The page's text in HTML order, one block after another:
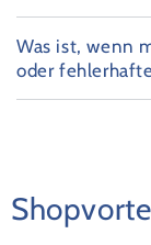
Was ist, wenn
oder